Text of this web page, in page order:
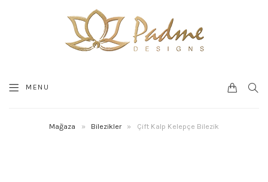
MENU
Mağaza » Bilezikler » Çift Kalp Kelepçe Bilezik